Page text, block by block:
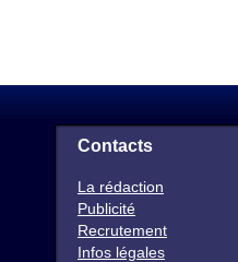
Contacts
La rédaction
Publicité
Recrutement
Infos légales